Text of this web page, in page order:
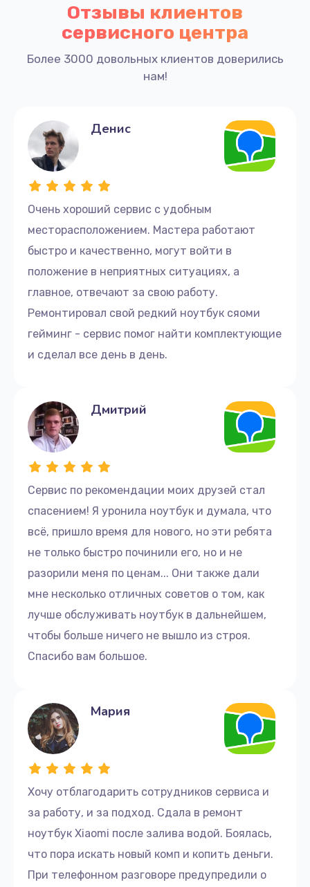
Отзывы клиентов
сервисного центра
Более 3000 довольных клиентов доверились
нам!
Очень хороший сервис с удобным
месторасположением. Мастера работают
быстро и качественно, могут войти в
положение в неприятных ситуациях, а
главное, отвечают за свою работу.
Ремонтировал свой редкий ноутбук сяоми
гейминг - сервис помог найти комплектующие
и сделал все день в день.
Денис
Сервис по рекомендации моих друзей стал
спасением! Я уронила ноутбук и думала, что
всё, пришло время для нового, но эти ребята
не только быстро починили его, но и не
разорили меня по ценам... Они также дали
мне несколько отличных советов о том, как
лучше обслуживать ноутбук в дальнейшем,
чтобы больше ничего не вышло из строя.
Спасибо вам большое.
Дмитрий
Хочу отблагодарить сотрудников сервиса и
за работу, и за подход. Сдала в ремонт
ноутбук Xiaomi после залива водой. Боялась,
что пора искать новый комп и копить деньги.
При телефонном разговоре предупредили о
Мария